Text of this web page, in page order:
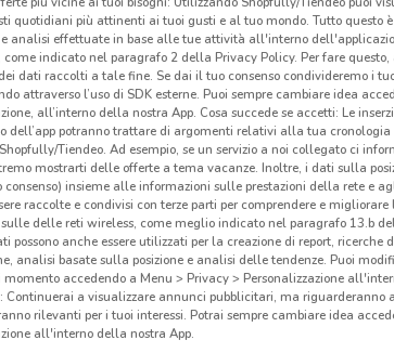
quotidiani più attinenti ai tuoi gusti e al tuo mondo. Tutto questo è
analisi effettuate in base alle tue attività all'interno
indicato nel paragrafo 2 della Privacy Policy. Per fare questo,
dati raccolti a tale fine. Se dai il tuo consenso condivideremo i
attraverso l’uso di SDK esterne. Puoi sempre cambiare idea
all’interno della nostra App. Cosa succede se accetti: Le
dell’app potranno trattare di argomenti relativi alla tua cronologia
Tiendeo. Ad esempio, se un servizio a noi collegato ci
mostrarti delle offerte a tema vacanze. Inoltre, i dati sulla
insieme alle informazioni sulle prestazioni della rete e
raccolte e condivisi con terze parti per comprendere e
sulle delle reti wireless, come meglio indicato nel paragrafo 13.b
possono anche essere utilizzati per la creazione di report, ricerche
analisi basate sulla posizione e analisi delle tendenze. Puoi
accedendo a Menu > Privacy > Personalizzazione
Continuerai a visualizzare annunci pubblicitari, ma riguarderanno
rilevanti per i tuoi interessi. Potrai sempre cambiare idea
all'interno della nostra App.